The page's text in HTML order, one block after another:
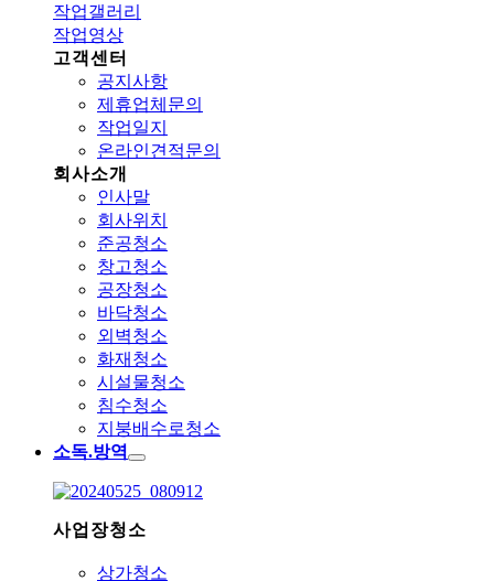
작업갤러리
작업영상
고객센터
공지사항
제휴업체문의
작업일지
온라인견적문의
회사소개
인사말
회사위치
준공청소
창고청소
공장청소
바닥청소
외벽청소
화재청소
시설물청소
침수청소
지붕배수로청소
소독.방역
사업장청소
상가청소